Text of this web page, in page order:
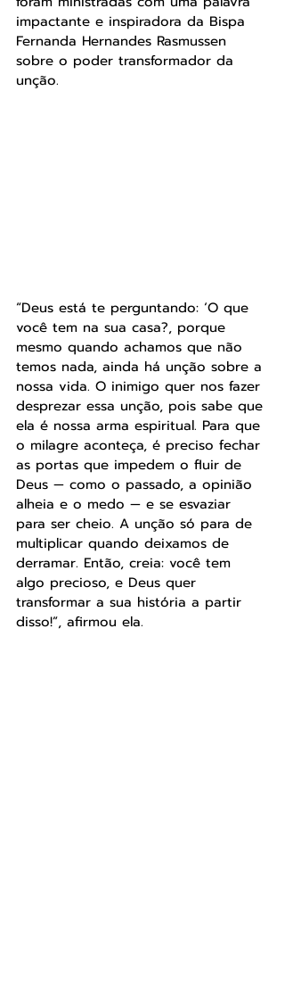
impactante e inspiradora da Bispa
Fernanda Hernandes Rasmussen
sobre o poder transformador da
unção.
“Deus está te perguntando: ‘O que
você tem na sua casa?, porque
mesmo quando achamos que não
temos nada, ainda há unção sobre a
nossa vida. O inimigo quer nos fazer
desprezar essa unção, pois sabe que
ela é nossa arma espiritual. Para que
o milagre aconteça, é preciso fechar
as portas que impedem o fluir de
Deus — como o passado, a opinião
alheia e o medo — e se esvaziar
para ser cheio. A unção só para de
multiplicar quando deixamos de
derramar. Então, creia: você tem
algo precioso, e Deus quer
transformar a sua história a partir
disso!”, afirmou ela.